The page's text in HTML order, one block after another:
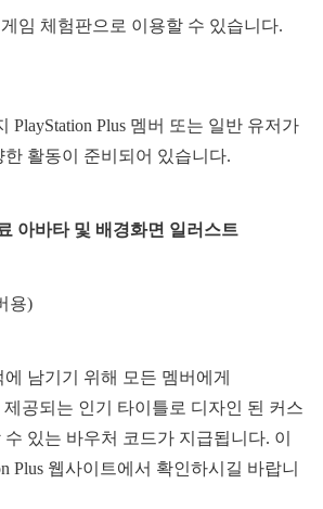
임 체험판으로 이용할 수 있습니다.
PlayStation Plus 멤버 또는 일반 유저가
활동이 준비되어 있습니다.
아바타 및 배경화면 일러스트
용)
남기기 위해 모든 멤버에게
제공되는 인기 타이틀로 디자인 된 커스
있는 바우처 코드가 지급됩니다. 이
Plus 웹사이트에서 확인하시길 바랍니